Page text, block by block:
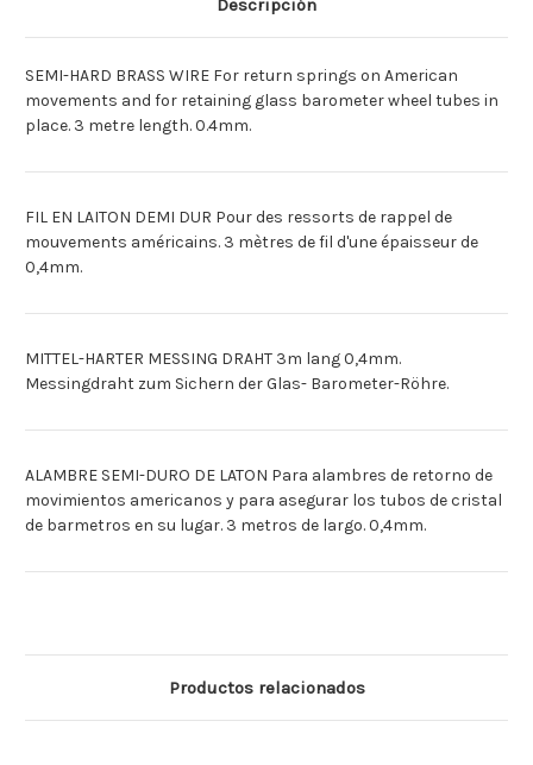
3M.
3M.
3M.
SEMIDURO
3M.
Descripción
SEMI-HARD BRASS WIRE For return springs on American
movements and for retaining glass barometer wheel tubes in
place. 3 metre length. 0.4mm.
FIL EN LAITON DEMI DUR Pour des ressorts de rappel de
mouvements américains. 3 mètres de fil d'une épaisseur de
0,4mm.
MITTEL-HARTER MESSING DRAHT 3m lang 0,4mm.
Messingdraht zum Sichern der Glas- Barometer-Röhre.
ALAMBRE SEMI-DURO DE LATON Para alambres de retorno de
movimientos americanos y para asegurar los tubos de cristal
de barmetros en su lugar. 3 metros de largo. 0,4mm.
Productos relacionados